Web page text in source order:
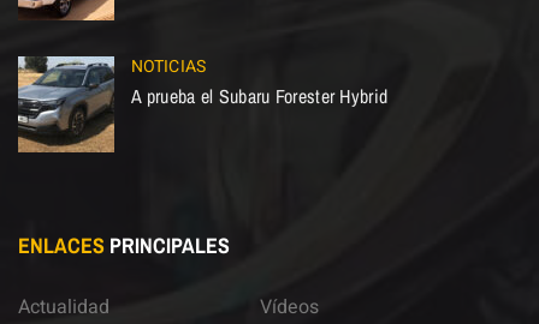
NOTICIAS
A prueba el Subaru Forester Hybrid
ENLACES PRINCIPALES
Actualidad
Vídeos